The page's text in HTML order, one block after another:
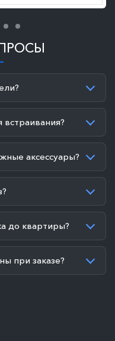
аксессуары?
до квартиры?
при заказе?